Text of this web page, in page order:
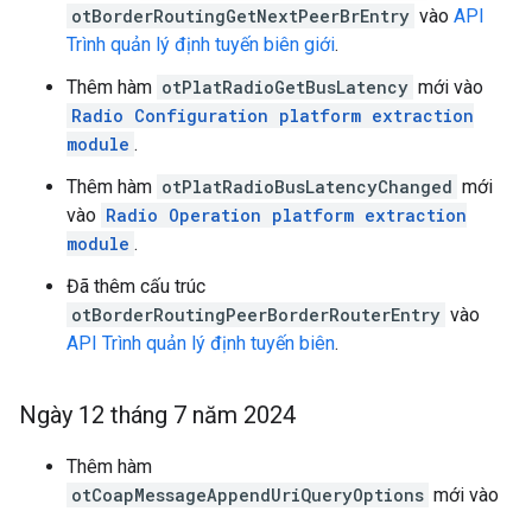
otBorderRoutingGetNextPeerBrEntry vào API
Trình quản lý định tuyến biên giới.
Thêm hàm otPlatRadioGetBusLatency mới vào
Radio Configuration platform extraction
module .
Thêm hàm otPlatRadioBusLatencyChanged mới
vào Radio Operation platform extraction
module .
Đã thêm cấu trúc
otBorderRoutingPeerBorderRouterEntry vào
API Trình quản lý định tuyến biên.
Ngày 12 tháng 7 năm 2024
Thêm hàm
otCoapMessageAppendUriQueryOptions mới vào